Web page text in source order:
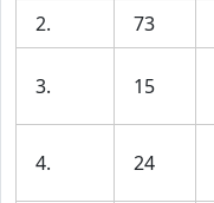
2. 73
3. 15
4. 24